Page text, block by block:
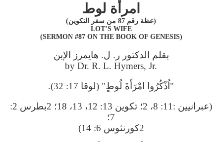
امرأة لوط
(عظة رقم 87 من سفر التكوين)
LOT’S WIFE
(SERMON #87 ON THE BOOK OF GENESIS)
بقلم الدكتور ر. ل. هايمرز الإبن
by Dr. R. L. Hymers, Jr.
"اُذْكُرُوا امْرَأَةَ لُوطٍ" (لوقا 17: 32).
(عبرانيين :11: 8، 2؛ تكوين 13: 12، 13، 18؛ 2بطرس 2:
7؛
2كورنثوس 6: 14)